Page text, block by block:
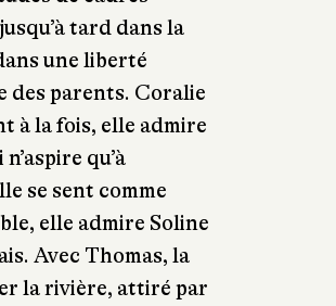
tard dans la
une liberté
des parents. Coralie
à la fois, elle admire
qu’à
se sent comme
elle admire Soline
Avec Thomas, la
la rivière, attiré par